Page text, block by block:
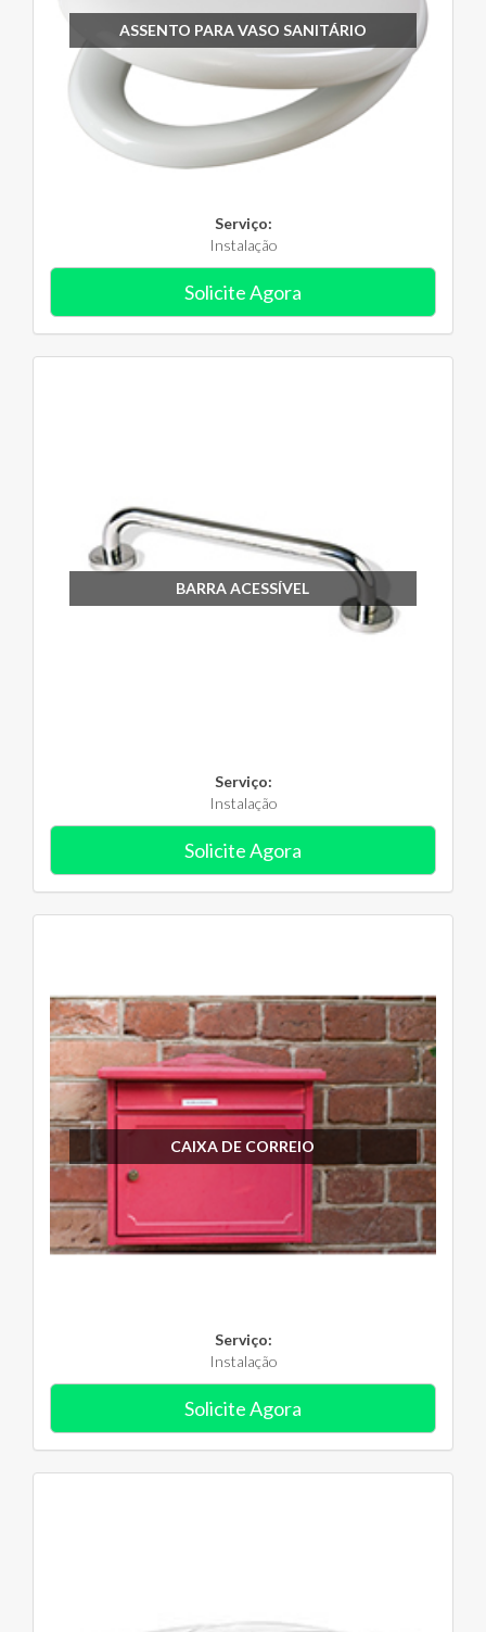
ASSENTO PARA VASO SANITÁRIO
Serviço:
Instalação
Solicite Agora
BARRA ACESSÍVEL
Serviço:
Instalação
Solicite Agora
CAIXA DE CORREIO
Serviço:
Instalação
Solicite Agora